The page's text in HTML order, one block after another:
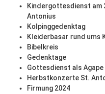
Kindergottesdienst am
Antonius
Kolpinggedenktag
Kleiderbasar rund ums
Bibelkreis
Gedenktage
Gottesdienst als Agape
Herbstkonzerte St.
Firmung 2024